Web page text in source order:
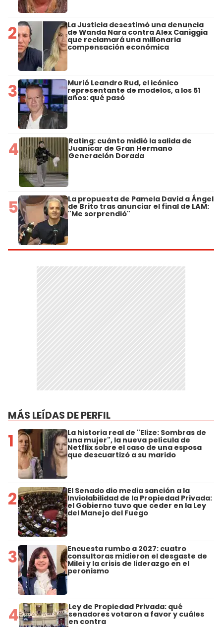
2 La Justicia desestimó una denuncia
de Wanda Nara contra Alex Caniggia
que reclamará una millonaria
compensación económica
3 Murió Leandro Rud, el icónico
representante de modelos, a los 51
años: qué pasó
4 Rating: cuánto midió la salida de
Juanicar de Gran Hermano
Generación Dorada
5 La propuesta de Pamela David a Ángel
de Brito tras anunciar el final de LAM:
"Me sorprendió"
MÁS LEÍDAS DE PERFIL
1 La historia real de "Elize: Sombras de
una mujer", la nueva película de
Netflix sobre el caso de una esposa
que descuartizó a su marido
2 El Senado dio media sanción a la
Inviolabilidad de la Propiedad Privada:
el Gobierno tuvo que ceder en la Ley
del Manejo del Fuego
3 Encuesta rumbo a 2027: cuatro
consultoras midieron el desgaste de
Milei y la crisis de liderazgo en el
peronismo
4 Ley de Propiedad Privada: qué
senadores votaron a favor y cuáles
en contra